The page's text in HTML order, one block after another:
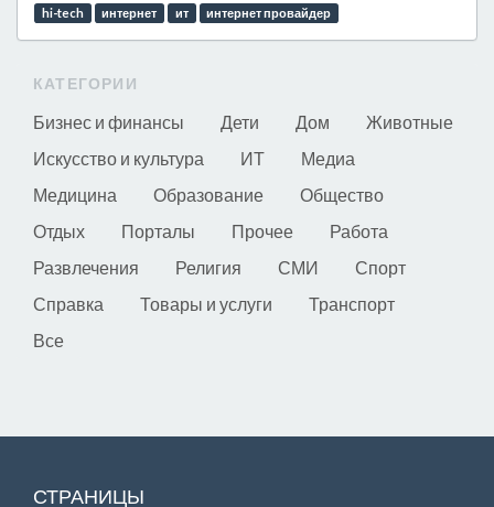
hi-tech интернет ит интернет провайдер
КАТЕГОРИИ
Бизнес и финансы Дети Дом
Животные
Искусство и культура
ИТ
Медиа
Медицина
Образование
Общество
Отдых
Порталы Прочее
Работа
Развлечения
Религия СМИ
Спорт
Справка
Товары и услуги
Транспорт
Все
СТРАНИЦЫ